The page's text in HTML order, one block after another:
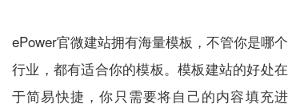
ePower官微建站拥有海量模板，不管你是哪个
行业，都有适合你的模板。模板建站的好处在
于简易快捷，你只需要将自己的内容填充进